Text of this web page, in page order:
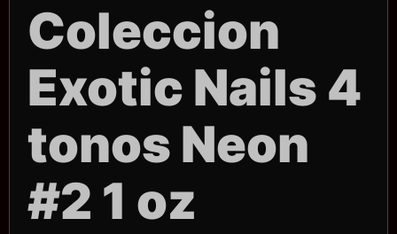
Coleccion
Exotic Nails 4
tonos Neon
#2 1 oz